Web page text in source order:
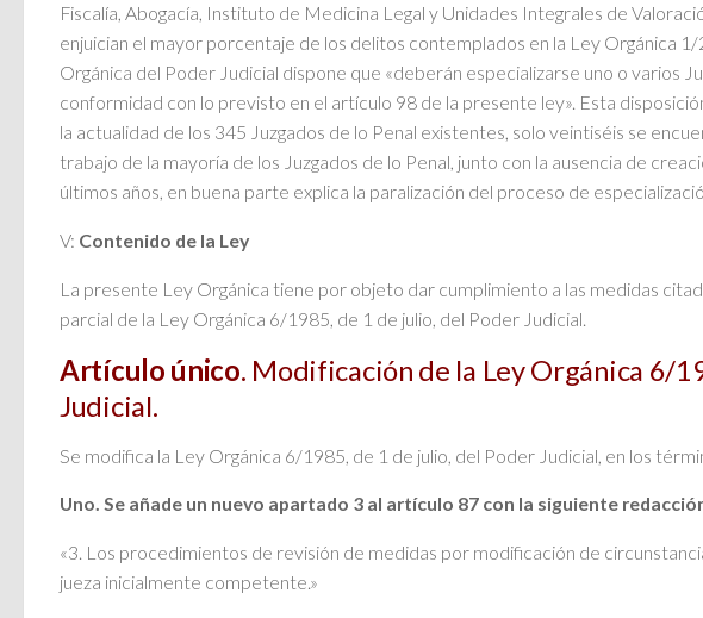
Fiscalía, Abogacía, Instituto de Medicina Legal y Unidades Integrales de
enjuician el mayor porcentaje de los delitos contemplados en la Ley Orgánica
Orgánica del Poder Judicial dispone que «deberán especializarse uno o varios
conformidad con lo previsto en el artículo 98 de la presente ley». Esta
la actualidad de los 345 Juzgados de lo Penal existentes, solo veintiséis se
trabajo de la mayoría de los Juzgados de lo Penal, junto con la ausencia de
últimos años, en buena parte explica la paralización del proceso de
V: Contenido de la Ley
La presente Ley Orgánica tiene por objeto dar cumplimiento a las medidas
parcial de la Ley Orgánica 6/1985, de 1 de julio, del Poder Judicial.
Artículo único. Modificación de la Ley Orgánica 6/
Judicial.
Se modifica la Ley Orgánica 6/1985, de 1 de julio, del Poder Judicial, en los
Uno. Se añade un nuevo apartado 3 al artículo 87 con la siguiente
«3. Los procedimientos de revisión de medidas por modificación de
jueza inicialmente competente.»